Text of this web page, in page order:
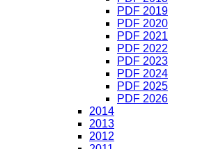
PDF 2019
PDF 2020
PDF 2021
PDF 2022
PDF 2023
PDF 2024
PDF 2025
PDF 2026
2014
2013
2012